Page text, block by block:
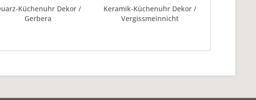
Küchenuhr Dekor /
Gerbera
Keramik-Küchenuhr Dekor /
Vergissmeinnicht